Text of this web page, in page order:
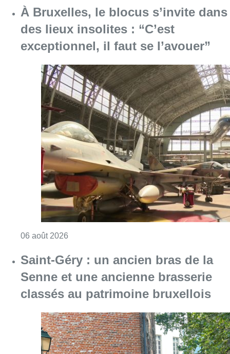
06 août 2026Consulter l'article "À Bruxelles, le blocus
Saint-Géry : un ancien bras de la
Senne et une ancienne brasserie
classés au patrimoine bruxellois
06 août 2026Consulter l'article "Saint-Géry : un ancien